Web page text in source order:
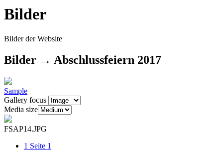
Bilder
Bilder der Website
Bilder → Abschlussfeiern 2017
Sample
Gallery focus
Media size
FSAP14.JPG
1 Seite 1